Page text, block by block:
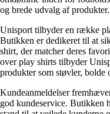
og brede udvalg af produkter.
Unisport tilbyder en række
Butikken er dedikeret til at
shirt, der matcher deres
over play shirts tilbyder
produkter som støvler, bolde
Kundeanmeldelser
god kundeservice. Butikken